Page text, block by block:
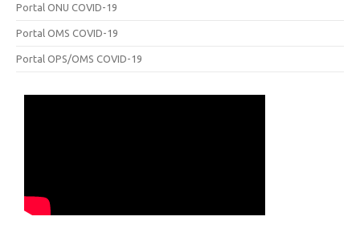
Portal ONU COVID-19
Portal OMS COVID-19
Portal OPS/OMS COVID-19